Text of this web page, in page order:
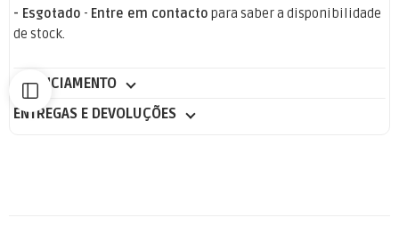
- Esgotado - Entre em contacto para saber a disponibilidade
de stock.
FINANCIAMENTO
ENTREGAS E DEVOLUÇÕES